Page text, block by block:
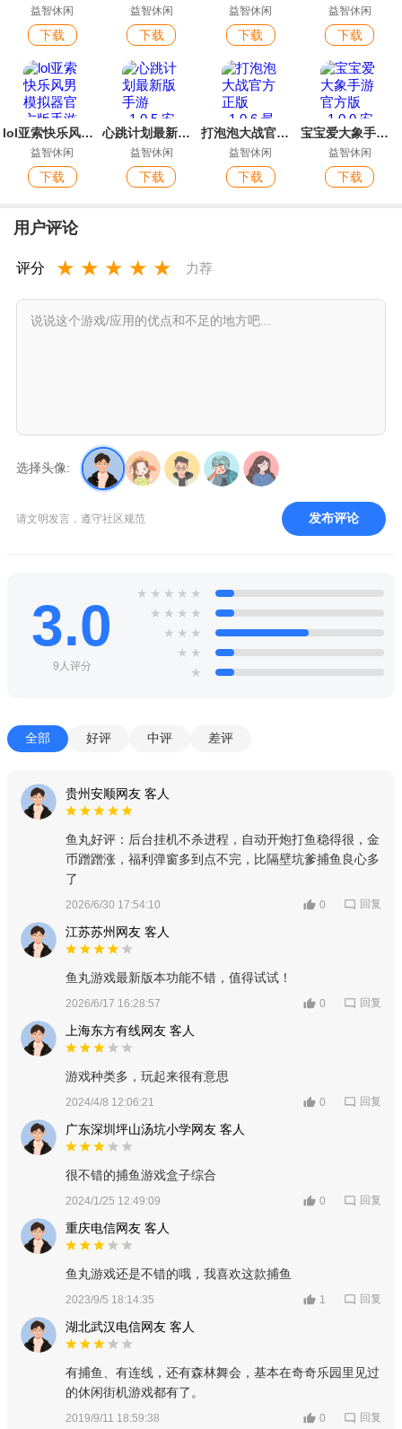
益智休闲
下载
益智休闲
下载
益智休闲
下载
益智休闲
下载
lol亚索快乐风男模拟器官方版手游
益智休闲
下载
心跳计划最新版手游
益智休闲
下载
打泡泡大战官方正版
益智休闲
下载
宝宝爱大象手游官方版
益智休闲
下载
用户评论
评分 ★ ★ ★ ★ ★ 力荐
选择头像:
请文明发言，遵守社区规范 发布评论
3.0
9人评分
★ ★ ★ ★ ★
★ ★ ★ ★
★ ★ ★
★ ★
★
全部 好评 中评 差评
贵州安顺网友 客人
鱼丸好评：后台挂机不杀进程，自动开炮打鱼稳得很，金
币蹭蹭涨，福利弹窗多到点不完，比隔壁坑爹捕鱼良心多
了
2026/6/30 17:54:10 0 回复
江苏苏州网友 客人
鱼丸游戏最新版本功能不错，值得试试！
2026/6/17 16:28:57 0 回复
上海东方有线网友 客人
游戏种类多，玩起来很有意思
2024/4/8 12:06:21 0 回复
广东深圳坪山汤坑小学网友 客人
很不错的捕鱼游戏盒子综合
2024/1/25 12:49:09 0 回复
重庆电信网友 客人
鱼丸游戏还是不错的哦，我喜欢这款捕鱼
2023/9/5 18:14:35 1 回复
湖北武汉电信网友 客人
有捕鱼、有连线，还有森林舞会，基本在奇奇乐园里见过
的休闲街机游戏都有了。
2019/9/11 18:59:38 0 回复